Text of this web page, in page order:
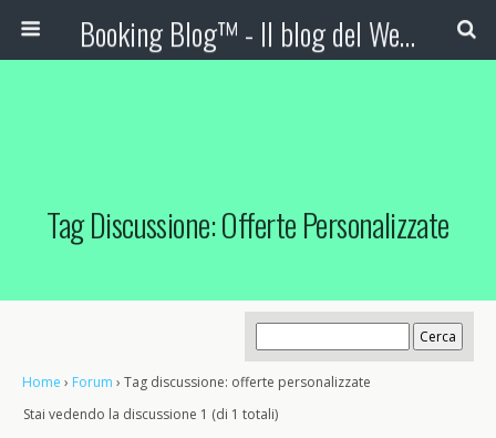
Booking Blog™ - Il blog del Web Marketing Turistico
Tag Discussione: Offerte Personalizzate
Home › Forum › Tag discussione: offerte personalizzate
Stai vedendo la discussione 1 (di 1 totali)